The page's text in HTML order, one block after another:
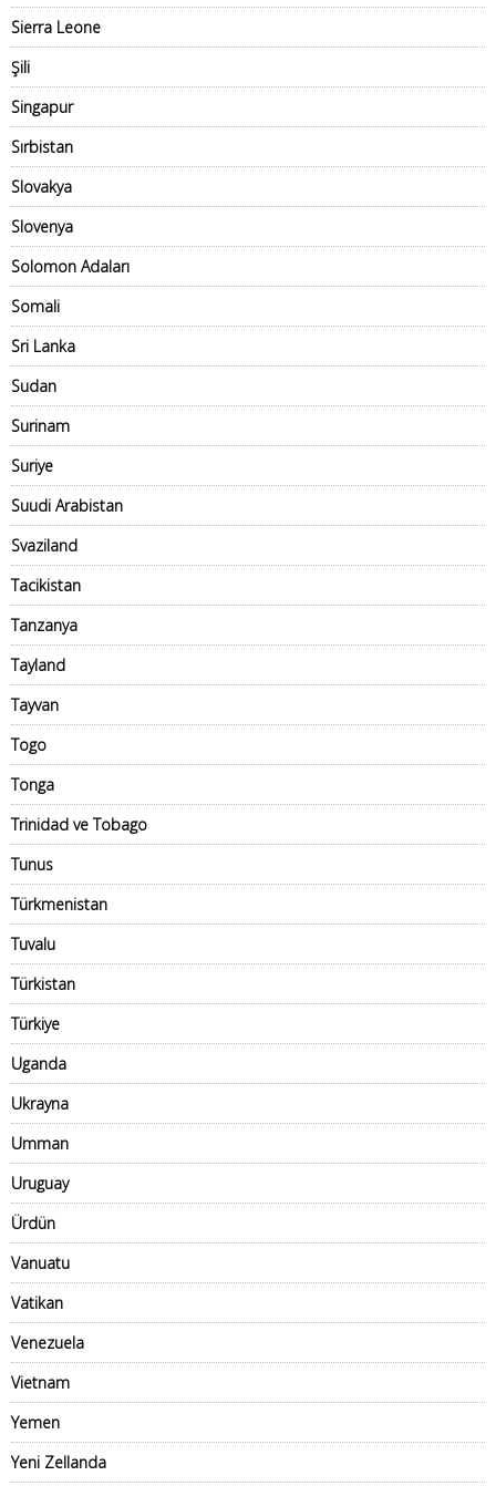
Sierra Leone
Şili
Singapur
Sırbistan
Slovakya
Slovenya
Solomon Adaları
Somali
Sri Lanka
Sudan
Surinam
Suriye
Suudi Arabistan
Svaziland
Tacikistan
Tanzanya
Tayland
Tayvan
Togo
Tonga
Trinidad ve Tobago
Tunus
Türkmenistan
Tuvalu
Türkistan
Türkiye
Uganda
Ukrayna
Umman
Uruguay
Ürdün
Vanuatu
Vatikan
Venezuela
Vietnam
Yemen
Yeni Zellanda